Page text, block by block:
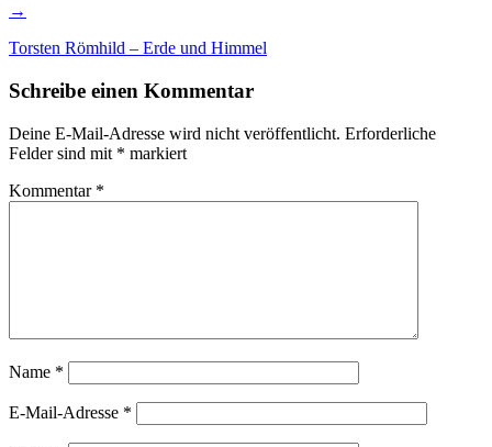
→
Torsten Römhild – Erde und Himmel
Schreibe einen Kommentar
Deine E-Mail-Adresse wird nicht veröffentlicht. Erforderliche
Felder sind mit * markiert
Kommentar *
Name *
E-Mail-Adresse *